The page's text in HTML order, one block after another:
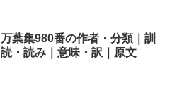
万葉集980番の作者・分類｜訓
読・読み｜意味・訳｜原文